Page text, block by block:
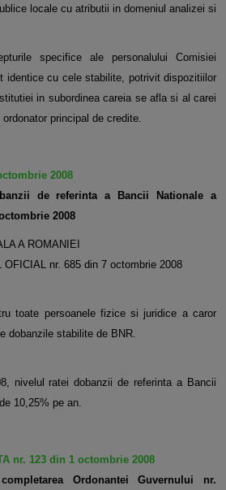
locale cu atributii in domeniul analizei si
specifice ale personalului Comisiei
identice cu cele stabilite, potrivit dispozitiilor
in subordinea careia se afla si al carei
principal de credite.
2008
de referinta a Bancii Nationale a
2008
A ROMANIEI
OFICIAL nr. 685 din 7 octombrie 2008
toate persoanele fizice si juridice a caror
dobanzile stabilite de BNR.
nivelul ratei dobanzii de referinta a Bancii
10,25% pe an.
nr. 123 din 1 octombrie 2008
Ordonantei Guvernului nr.